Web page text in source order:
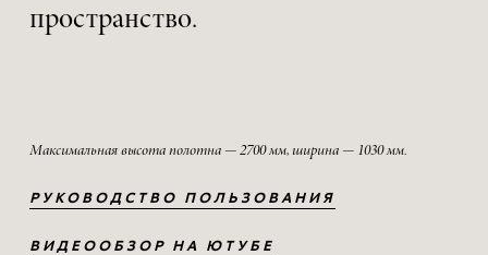
пространство.
Максимальная высота полотна — 2700 мм, ширина — 1030 мм.
РУКОВОДСТВО ПОЛЬЗОВАНИЯ
ВИДЕООБЗОР НА ЮТУБЕ